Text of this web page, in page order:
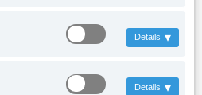
Details ▾
Details ▾